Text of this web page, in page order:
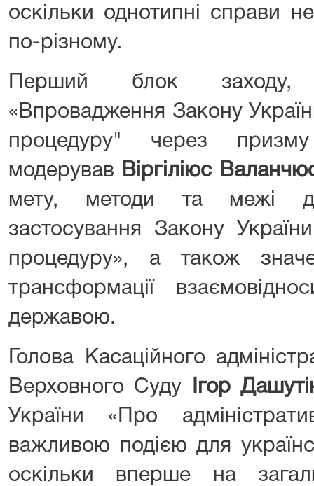
оскільки однотипні справи
по-різному.
Перший блок заходу,
«Впровадження Закону
процедуру" через
модерував
Віргіліюс
мету, методи та межі
застосування Закону
процедуру», а також
трансформації
державою.
Голова Касаційного
Верховного Суду
Ігор
України «Про
важливою подією для
оскільки вперше на